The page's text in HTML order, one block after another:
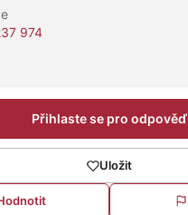
974
Přihlaste se pro odpověď
Uložit